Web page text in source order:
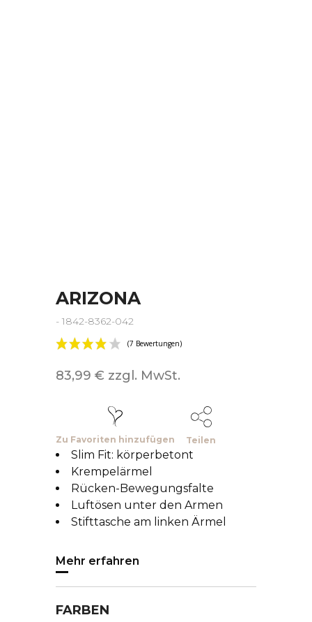
ARIZONA
- 1842-8362-042
83,99 € zzgl. MwSt.
Zu Favoriten hinzufügen Teilen
Slim Fit: körperbetont
Krempelärmel
Rücken-Bewegungsfalte
Luftösen unter den Armen
Stifttasche am linken Ärmel
Mehr erfahren
FARBEN